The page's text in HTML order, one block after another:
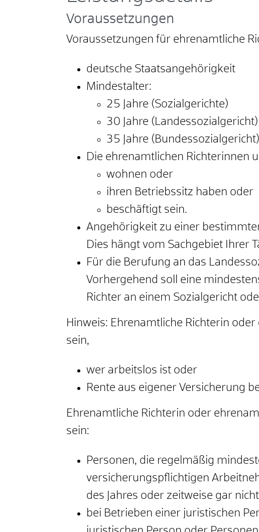
Voraussetzungen
Voraussetzungen für ehrenamtliche
deutsche Staatsangehörigkeit
Mindestalter:
25 Jahre (Sozialgerichte)
30 Jahre (Landessozialgericht)
35 Jahre (Bundessozialgericht)
Die ehrenamtlichen Richterinnen
wohnen oder
ihren Betriebssitz haben oder
beschäftigt sein.
Angehörigkeit zu einer
Dies hängt vom Sachgebiet Ihrer
Für die Berufung an das
Vorhergehend soll eine
Richter an einem Sozialgericht
Hinweis: Ehrenamtliche Richterin
sein,
wer arbeitslos ist oder
Rente aus eigener Versicherung
Ehrenamtliche Richterin oder
sein:
Personen, die regelmäßig
versicherungspflichtigen
des Jahres oder zeitweise gar
bei Betrieben einer juristischen